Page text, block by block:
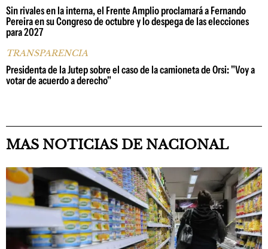
Sin rivales en la interna, el Frente Amplio proclamará a Fernando
Pereira en su Congreso de octubre y lo despega de las elecciones
para 2027
TRANSPARENCIA
Presidenta de la Jutep sobre el caso de la camioneta de Orsi: "Voy a
votar de acuerdo a derecho"
MAS NOTICIAS DE NACIONAL